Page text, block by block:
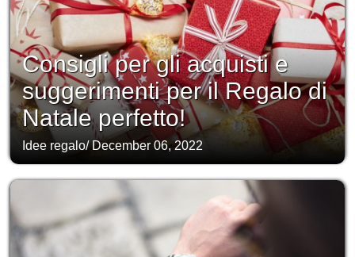
Consigli per gli acquisti e
suggerimenti per il Regalo di
Natale perfetto!
Idee regalo/December 06, 2022